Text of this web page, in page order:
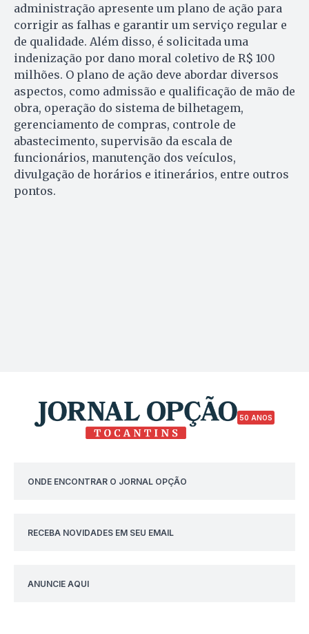
administração apresente um plano de ação para
corrigir as falhas e garantir um serviço regular e
de qualidade. Além disso, é solicitada uma
indenização por dano moral coletivo de R$ 100
milhões. O plano de ação deve abordar diversos
aspectos, como admissão e qualificação de mão de
obra, operação do sistema de bilhetagem,
gerenciamento de compras, controle de
abastecimento, supervisão da escala de
funcionários, manutenção dos veículos,
divulgação de horários e itinerários, entre outros
pontos.
50 ANOS
ONDE ENCONTRAR O JORNAL OPÇÃO
RECEBA NOVIDADES EM SEU EMAIL
ANUNCIE AQUI